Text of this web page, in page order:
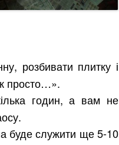
розбивати плитку і
просто…».
годин, а вам не
буде служити ще 5-10